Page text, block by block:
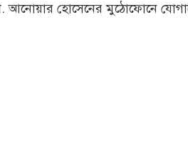
আনোয়ার হোসেনের মুঠোফোনে